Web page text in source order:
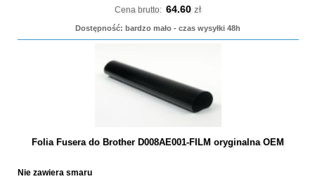
Cena brutto: 64.60 zł
Dostępność: bardzo mało - czas wysyłki 48h
Folia Fusera do Brother D008AE001-FILM oryginalna OEM
Nie zawiera smaru